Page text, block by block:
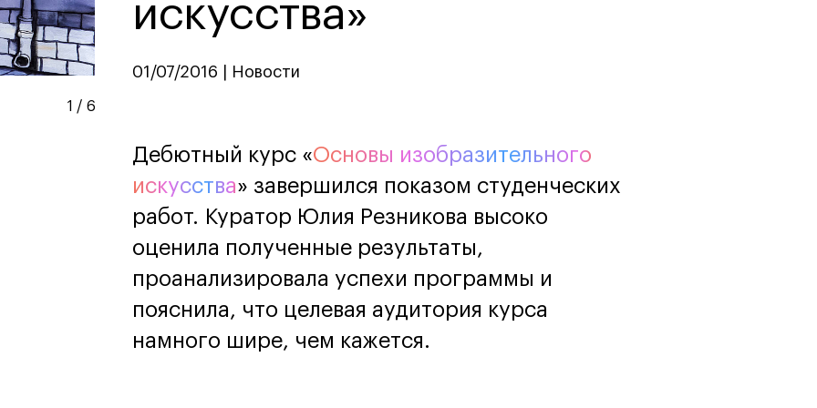
дизайн
Дизайн и декорирование
Бизнес и маркетинг
Подготовительные курсы и
ИЗО и Керамика
Ландшафтный дизайн
Для школьников
Для школьников
Среднесрочные
Долгосрочные
1 /6
искусства»
01/07/2016 | Новости
Дебютный курс «Основы изобразительного
искусства» завершился показом студенческих
работ. Куратор Юлия Резникова высоко
оценила полученные результаты,
проанализировала успехи программы и
пояснила, что целевая аудитория курса
намного шире, чем кажется.